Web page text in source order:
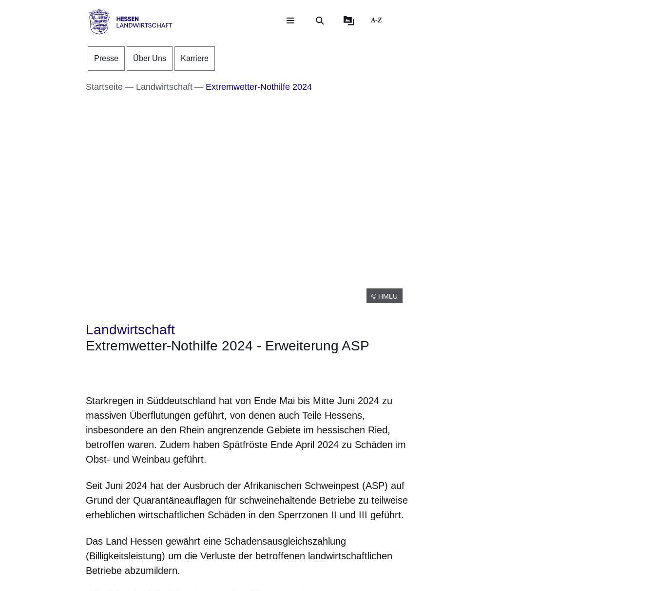
Direkt zum Kopf der Seite
Direkt zum Inhalt
Direkt zum Fuß der Seite
Landwirtschaft
A-Z
Presse Über Uns Karriere
Startseite Landwirtschaft Extremwetter-Nothilfe 2024
© HMLU
Landwirtschaft
Extremwetter-Nothilfe 2024 - Erweiterung ASP
Starkregen in Süddeutschland hat von Ende Mai bis Mitte Juni 2024 zu
massiven Überflutungen geführt, von denen auch Teile Hessens,
insbesondere an den Rhein angrenzende Gebiete im hessischen Ried,
betroffen waren. Zudem haben Spätfröste Ende April 2024 zu Schäden im
Obst- und Weinbau geführt.
Seit Juni 2024 hat der Ausbruch der Afrikanischen Schweinpest (ASP) auf
Grund der Quarantäneauflagen für schweinehaltende Betriebe zu teilweise
erheblichen wirtschaftlichen Schäden in den Sperrzonen II und III geführt.
Das Land Hessen gewährt eine Schadensausgleichszahlung
(Billigkeitsleistung) um die Verluste der betroffenen landwirtschaftlichen
Betriebe abzumildern.